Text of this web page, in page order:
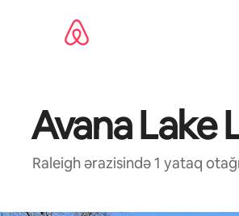
Avana Lake
Raleigh ərazisində 1 yataq